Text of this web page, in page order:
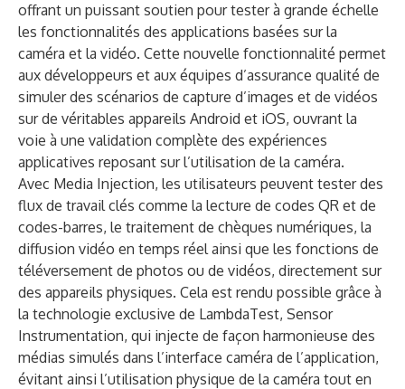
offrant un puissant soutien pour tester à grande échelle
les fonctionnalités des applications basées sur la
caméra et la vidéo. Cette nouvelle fonctionnalité permet
aux développeurs et aux équipes d’assurance qualité de
simuler des scénarios de capture d’images et de vidéos
sur de véritables appareils Android et iOS, ouvrant la
voie à une validation complète des expériences
applicatives reposant sur l’utilisation de la caméra.
Avec Media Injection, les utilisateurs peuvent tester des
flux de travail clés comme la lecture de codes QR et de
codes-barres, le traitement de chèques numériques, la
diffusion vidéo en temps réel ainsi que les fonctions de
téléversement de photos ou de vidéos, directement sur
des appareils physiques. Cela est rendu possible grâce à
la technologie exclusive de LambdaTest, Sensor
Instrumentation, qui injecte de façon harmonieuse des
médias simulés dans l’interface caméra de l’application,
évitant ainsi l’utilisation physique de la caméra tout en